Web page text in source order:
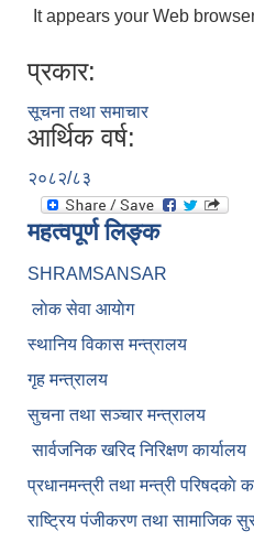
It appears your Web
प्रकार:
सूचना तथा समाचार
आर्थिक वर्ष:
२०८२/८३
महत्वपूर्ण लिङ्क
SHRAMSANSAR
लाेक सेवा आयाेग
स्थानिय विकास मन्त्रालय
गृह मन्त्रालय
सुचना तथा सञ्चार मन्त्रालय
सार्वजनिक खरिद निरिक्षण कार्यालय
प्रधानमन्त्री तथा मन्त्री परिषदकाे
राष्ट्रिय पंजीकरण तथा सामाजिक